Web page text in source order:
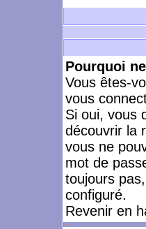
Pourquoi
Vous êtes-
vous
Si oui, vous
découvrir la
vous ne
mot de
toujours
configuré.
Revenir en